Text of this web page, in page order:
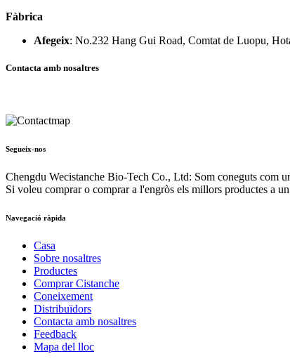
Fàbrica
Afegeix: No.232 Hang Gui Road, Comtat de Luopu,
Contacta amb nosaltres
Segueix-nos
Chengdu Wecistanche Bio-Tech Co., Ltd: Som coneguts com
Si voleu comprar o comprar a l'engròs els millors productes a
Navegació ràpida
Casa
Sobre nosaltres
Productes
Comprar Cistanche
Coneixement
Distribuïdors
Contacta amb nosaltres
Feedback
Mapa del lloc